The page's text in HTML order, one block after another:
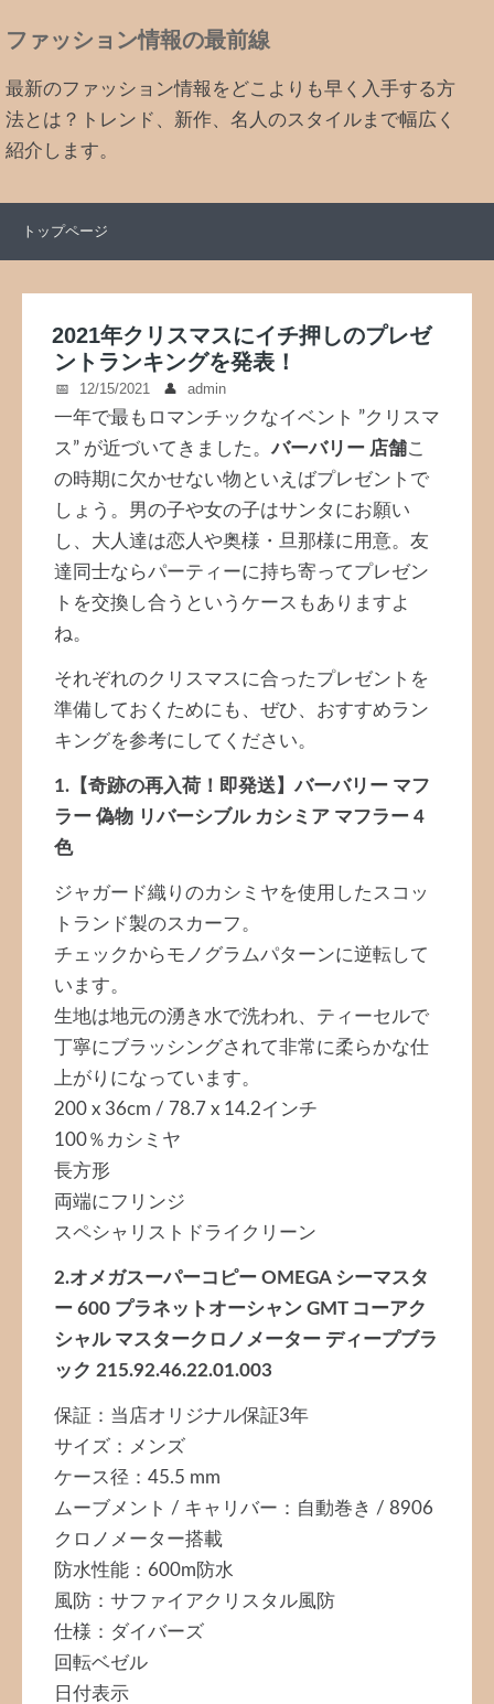
ファッション情報の最前線
最新のファッション情報をどこよりも早く入手する方
法とは？トレンド、新作、名人のスタイルまで幅広く
紹介します。
トップページ
2021年クリスマスにイチ押しのプレゼ
ントランキングを発表！
12/15/2021 admin
一年で最もロマンチックなイベント ”クリスマ
ス” が近づいてきました。バーバリー 店舗こ
の時期に欠かせない物といえばプレゼントで
しょう。男の子や女の子はサンタにお願い
し、大人達は恋人や奥様・旦那様に用意。友
達同士ならパーティーに持ち寄ってプレゼン
トを交換し合うというケースもありますよ
ね。
それぞれのクリスマスに合ったプレゼントを
準備しておくためにも、ぜひ、おすすめラン
キングを参考にしてください。
1.【奇跡の再入荷！即発送】バーバリー マフ
ラー 偽物 リバーシブル カシミア マフラー 4
色
ジャガード織りのカシミヤを使用したスコッ
トランド製のスカーフ。
チェックからモノグラムパターンに逆転して
います。
生地は地元の湧き水で洗われ、ティーセルで
丁寧にブラッシングされて非常に柔らかな仕
上がりになっています。
200 x 36cm / 78.7 x 14.2インチ
100％カシミヤ
長方形
両端にフリンジ
スペシャリストドライクリーン
2.オメガスーパーコピー OMEGA シーマスタ
ー 600 プラネットオーシャン GMT コーアク
シャル マスタークロノメーター ディープブラ
ック 215.92.46.22.01.003
保証：当店オリジナル保証3年
サイズ：メンズ
ケース径：45.5 mm
ムーブメント / キャリバー：自動巻き / 8906
クロノメーター搭載
防水性能：600m防水
風防：サファイアクリスタル風防
仕様：ダイバーズ
回転ベゼル
日付表示